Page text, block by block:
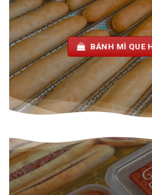
BÁNH MÌ QUE